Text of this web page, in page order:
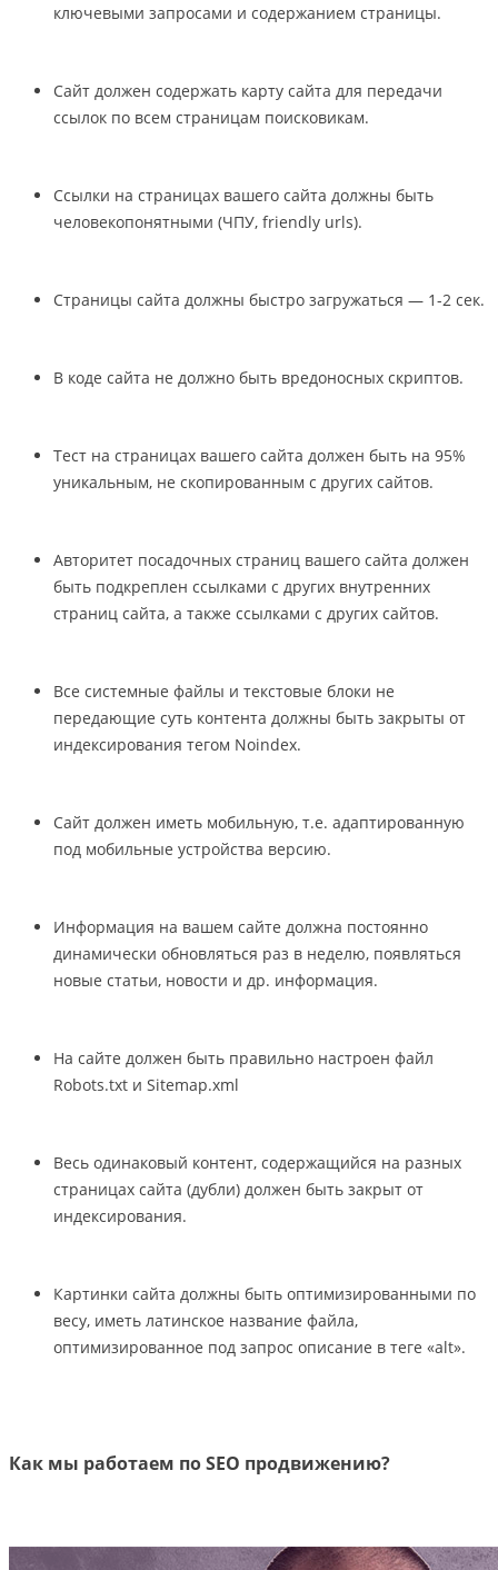
ключевыми запросами и содержанием страницы.
Сайт должен содержать карту сайта для передачи
ссылок по всем страницам поисковикам.
Ссылки на страницах вашего сайта должны быть
человекопонятными (ЧПУ, friendly urls).
Страницы сайта должны быстро загружаться — 1-2 сек.
В коде сайта не должно быть вредоносных скриптов.
Тест на страницах вашего сайта должен быть на 95%
уникальным, не скопированным с других сайтов.
Авторитет посадочных страниц вашего сайта должен
быть подкреплен ссылками с других внутренних
страниц сайта, а также ссылками с других сайтов.
Все системные файлы и текстовые блоки не
передающие суть контента должны быть закрыты от
индексирования тегом Noindex.
Сайт должен иметь мобильную, т.е. адаптированную
под мобильные устройства версию.
Информация на вашем сайте должна постоянно
динамически обновляться раз в неделю, появляться
новые статьи, новости и др. информация.
На сайте должен быть правильно настроен файл
Robots.txt и Sitemap.xml
Весь одинаковый контент, содержащийся на разных
страницах сайта (дубли) должен быть закрыт от
индексирования.
Картинки сайта должны быть оптимизированными по
весу, иметь латинское название файла,
оптимизированное под запрос описание в теге «alt».
Как мы работаем по SEO продвижению?